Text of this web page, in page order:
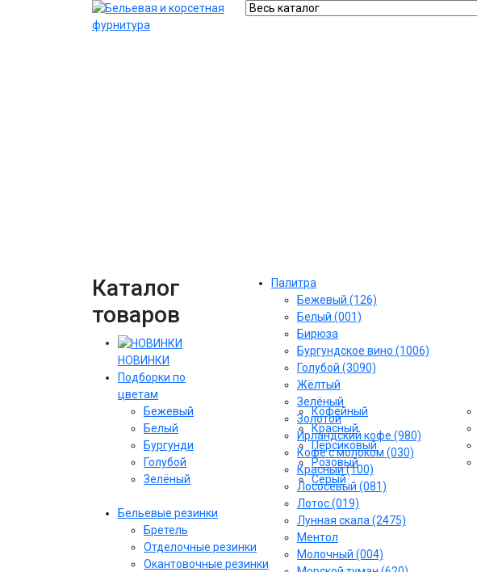
Каталог
товаров
НОВИНКИ
Подборки по
цветам
Бежевый
Белый
Бургунди
Голубой
Зелёный
Кофейный
Красный
Персиковый
Розовый
Серый
Бельевые резинки
Бретель
Отделочные резинки
Окантовочные резинки
Палитра
Бежевый (126)
Белый (001)
Бирюза
Бургундское вино (1006)
Голубой (3090)
Жёлтый
Зелёный
Золотой
Ирландский кофе (980)
Кофе с молоком (030)
Красный (100)
Лососёвый (081)
Лотос (019)
Лунная скала (2475)
Ментол
Молочный (004)